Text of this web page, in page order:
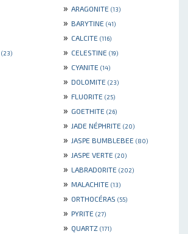
» ARAGONITE (13)
» BARYTINE (41)
» CALCITE (116)
(23) » CELESTINE (19)
» CYANITE (14)
» DOLOMITE (23)
» FLUORITE (25)
» GOETHITE (26)
» JADE NÉPHRITE (20)
» JASPE BUMBLEBEE (80)
» JASPE VERTE (20)
» LABRADORITE (202)
» MALACHITE (13)
» ORTHOCÉRAS (55)
» PYRITE (27)
» QUARTZ (171)